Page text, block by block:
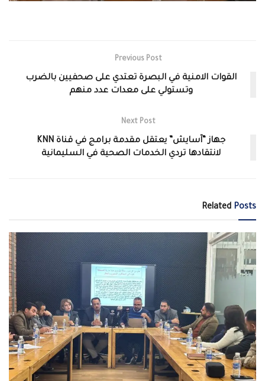
Previous Post
القوات الامنية في البصرة تعتدي على صحفيين بالضرب
وتستولي على معدات عدد منهم
Next Post
جهاز “آسايش” يعتقل مقدمة برامج في قناة KNN
لانتقادها تردي الخدمات الصحية في السليمانية
Related Posts